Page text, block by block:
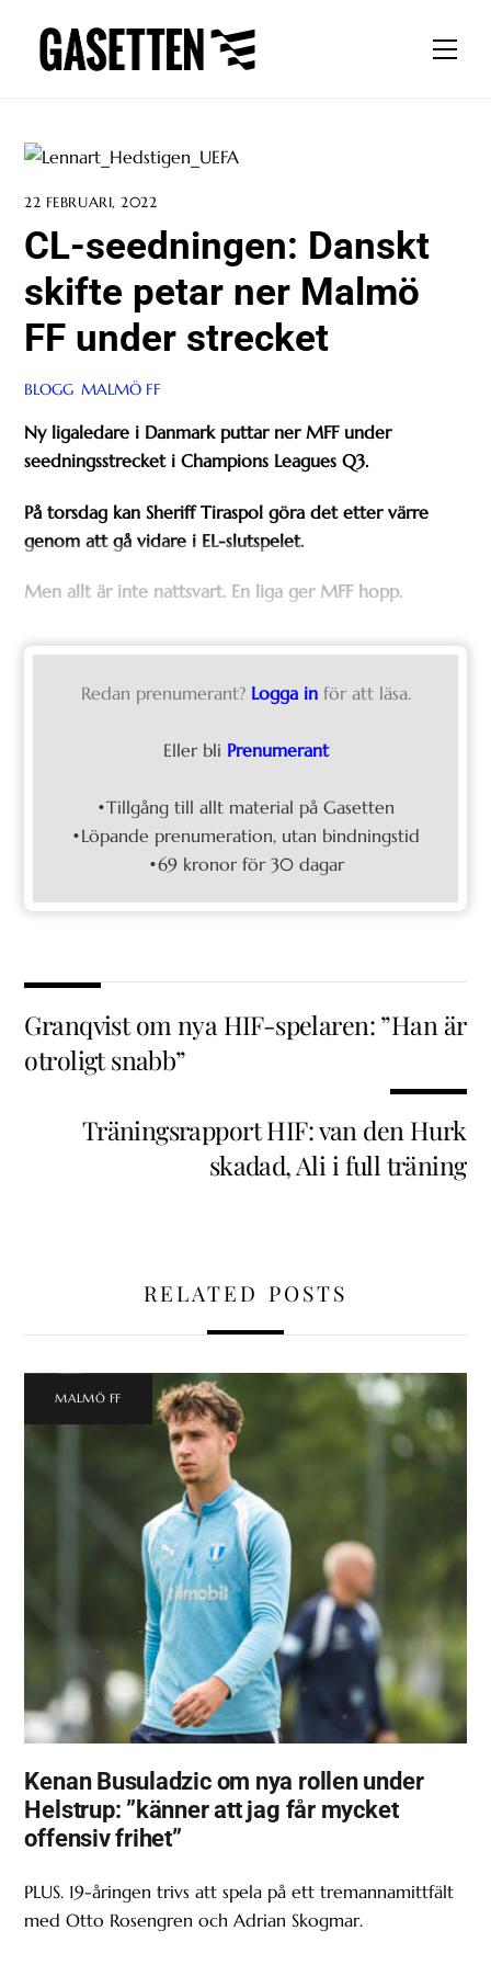
content
22 FEBRUARI, 2022
CL-seedningen: Danskt
skifte petar ner Malmö
FF under strecket
BLOGG MALMÖ FF
Ny ligaledare i Danmark puttar ner MFF under
seedningsstrecket i Champions Leagues Q3.
På torsdag kan Sheriff Tiraspol göra det etter värre
genom att gå vidare i EL-slutspelet.
Men allt är inte nattsvart. En liga ger MFF hopp.
Redan prenumerant? Logga in för att läsa.
Eller bli Prenumerant
•Tillgång till allt material på Gasetten
•Löpande prenumeration, utan bindningstid
•69 kronor för 30 dagar
Granqvist om nya HIF-spelaren: ”Han är
otroligt snabb”
Träningsrapport HIF: van den Hurk
skadad, Ali i full träning
RELATED POSTS
MALMÖ FF
Kenan Busuladzic om nya rollen under
Helstrup: ”känner att jag får mycket
offensiv frihet”
PLUS. 19-åringen trivs att spela på ett tremannamittfält
med Otto Rosengren och Adrian Skogmar.